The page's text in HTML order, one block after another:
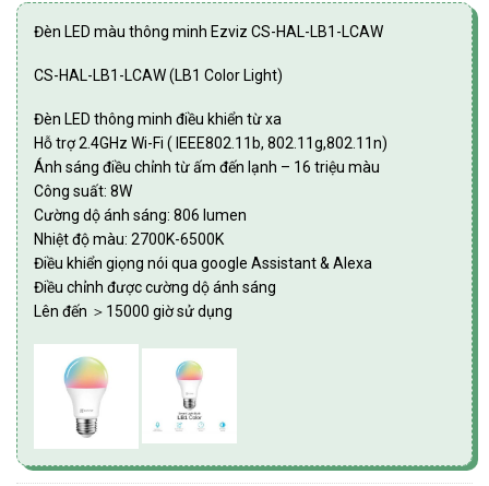
Đèn LED màu thông minh Ezviz CS-HAL-LB1-LCAW
CS-HAL-LB1-LCAW (LB1 Color Light)
Đèn LED thông minh điều khiển từ xa
Hỗ trợ 2.4GHz Wi-Fi ( IEEE802.11b, 802.11g,802.11n)
Ánh sáng điều chỉnh từ ấm đến lạnh – 16 triệu màu
Công suất: 8W
Cường dộ ánh sáng: 806 lumen
Nhiệt độ màu: 2700K-6500K
Điều khiển giọng nói qua google Assistant & Alexa
Điều chỉnh được cường dộ ánh sáng
Lên đến ＞15000 giờ sử dụng